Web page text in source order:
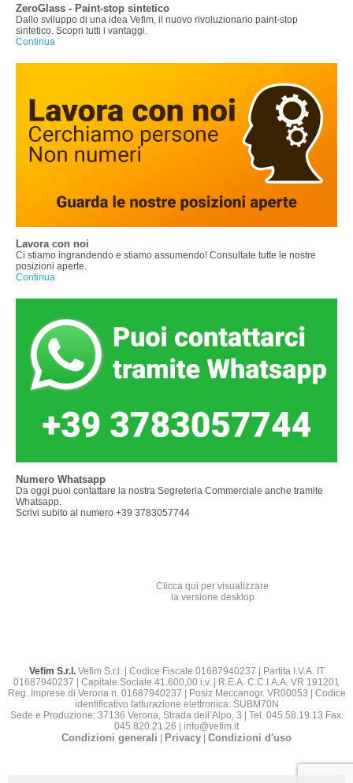
ZeroGlass - Paint-stop sintetico
Dallo sviluppo di una idea Vefim, il nuovo rivoluzionario paint-stop
sintetico. Scopri tutti i vantaggi.
Continua
Lavora con noi
Ci stiamo ingrandendo e stiamo assumendo! Consultate tutte le nostre
posizioni aperte.
Continua
Numero Whatsapp
Da oggi puoi contattare la nostra Segreteria Commerciale anche tramite
Whatsapp.
Scrivi subito al numero +39 3783057744
Clicca qui per visualizzare
la versione desktop
Vefim S.r.l.Vefim S.r.l. | Codice Fiscale 01687940237 | Partita I.V.A. IT
01687940237 | Capitale Sociale 41.600,00 i.v. | R.E.A. C.C.I.A.A. VR 191201
Reg. Imprese di Verona n. 01687940237 | Posiz Meccanogr. VR00053 | Codice
identificativo fatturazione elettronica: SUBM70N
Sede e Produzione: 37136 Verona, Strada dell’Alpo, 3 | Tel. 045.58.19.13 Fax.
045.820.21.26 | info@vefim.it
Condizioni generali | Privacy | Condizioni d'uso